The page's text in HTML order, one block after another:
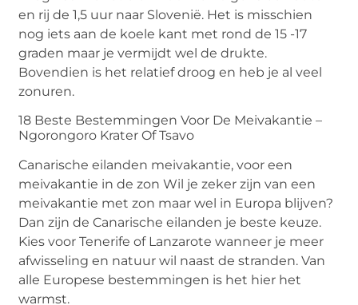
en rij de 1,5 uur naar Slovenië. Het is misschien
nog iets aan de koele kant met rond de 15 -17
graden maar je vermijdt wel de drukte.
Bovendien is het relatief droog en heb je al veel
zonuren.
18 Beste Bestemmingen Voor De Meivakantie –
Ngorongoro Krater Of Tsavo
Canarische eilanden meivakantie, voor een
meivakantie in de zon Wil je zeker zijn van een
meivakantie met zon maar wel in Europa blijven?
Dan zijn de Canarische eilanden je beste keuze.
Kies voor Tenerife of Lanzarote wanneer je meer
afwisseling en natuur wil naast de stranden. Van
alle Europese bestemmingen is het hier het
warmst.